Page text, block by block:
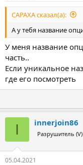
CAPAXA сказал(а):
А у тебя название
У меня название
часть..
Если уникальное
где его посмотреть
I innerjoin86
Разрушитель (V)
05.04.2021